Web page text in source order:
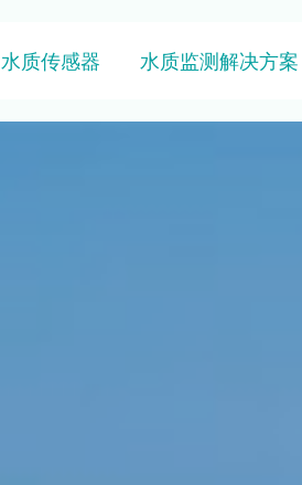
水质传感器 水质监测解决方案